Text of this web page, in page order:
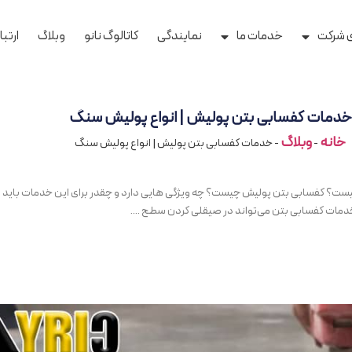
شرکت خدمات ما نمایندگی کاتالوگ نانو وبلاگ
خدمات کفسابی بتن پولیش | انواع پولیش سنگ
خانه-وبلاگ-خدمات کفسابی بتن پولیش | انواع پولیش سنگ
کفسابی بتن پولیش چیست؟ چه ویژگی هایی دارد و چقدر برای این خدمات باید
خدمات کفسابی بتن می‌تواند در صیقلی کردن سطح ....